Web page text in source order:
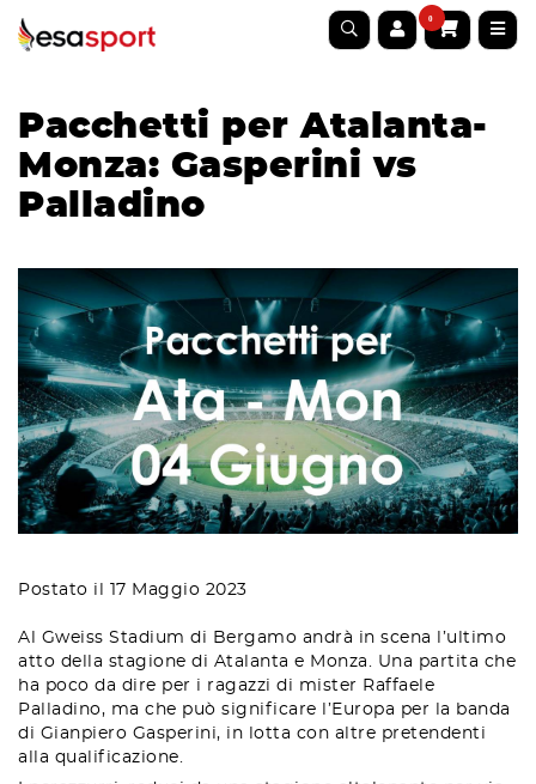
0
Pacchetti per Atalanta-
Monza: Gasperini vs
Palladino
Postato il 17 Maggio 2023
Al Gweiss Stadium di Bergamo andrà in scena l’ultimo
atto della stagione di Atalanta e Monza. Una partita che
ha poco da dire per i ragazzi di mister Raffaele
Palladino, ma che può significare l’Europa per la banda
di Gianpiero Gasperini, in lotta con altre pretendenti
alla qualificazione.